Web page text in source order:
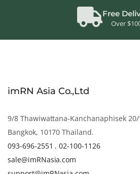
Free
Over
imRN Asia Co.,Ltd
9/8 Thawiwattana-Kanchanaphisek
Bangkok, 10170 Thailand.
093-696-2551 ,02-100-1126
sale@imRNasia.com